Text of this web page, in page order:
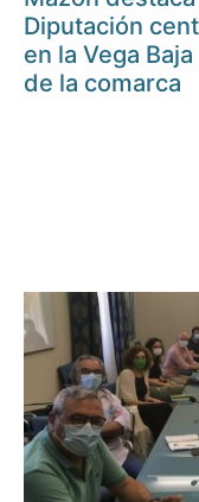
Diputación
en la Vega
de la comarca